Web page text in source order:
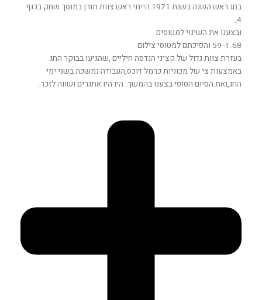
בחג ראש השנה בשנת 1971 הייתי ראש צוות תורן במוסך שחק בכנף
4,
ובצענו את השינוי למטוסים
58. ו- 59 והפיכתם למטוסי צילום
בעזרת צוות גדול של קציני הנדסה חיליים ,שהגיעו בבוקר החג
באמצעות צי של מכוניות כרמל דוכס,העבודה נמשכה בשני ימי
החג,ואת הסיום הסופי בצענו בהמשך. היו היו אתגרים ושווה לזכר.